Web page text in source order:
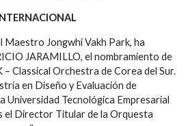
Maestro Jongwhi Vakh Park, ha
JARAMILLO, el nombramiento de
Classical Orchestra de Corea del Sur.
en Diseño y Evaluación de
Universidad Tecnológica Empresarial
el Director Titular de la Orquesta